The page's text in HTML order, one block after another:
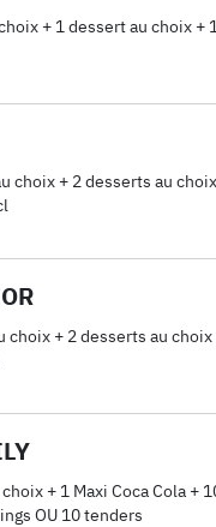
+ 1 dessert au choix +
choix + 2 desserts au choix
choix + 2 desserts au choix
+ 1 Maxi Coca Cola +
OU 10 tenders